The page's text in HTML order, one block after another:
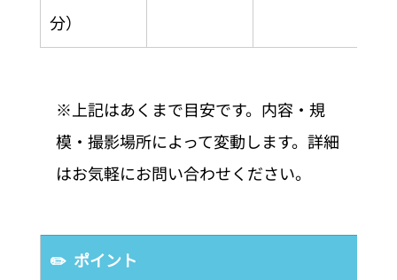
分）
※上記はあくまで目安です。内容・規
模・撮影場所によって変動します。詳細
はお気軽にお問い合わせください。
✏️  ポイント